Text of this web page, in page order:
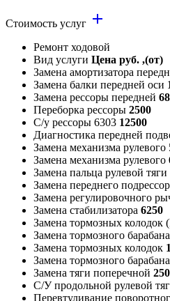
Стоимость услуг add
Ремонт ходовой
Вид услуги Цена руб. ,(от)
Замена амортизатора
Замена балки передней оси
Замена рессоры передней
Переборка рессоры 2500
С/у рессоры 6303 12500
Диагностика передней
Замена механизма рулевого
Замена механизма рулевого
Замена пальца рулевой тяги
Замена переднего
Замена регулировочного
Замена стабилизатора 6250
Замена тормозных
Замена тормозного
Замена тормозных колодок
Замена тормозного
Замена тяги поперечной
С/У продольной рулевой
Перевтуливание